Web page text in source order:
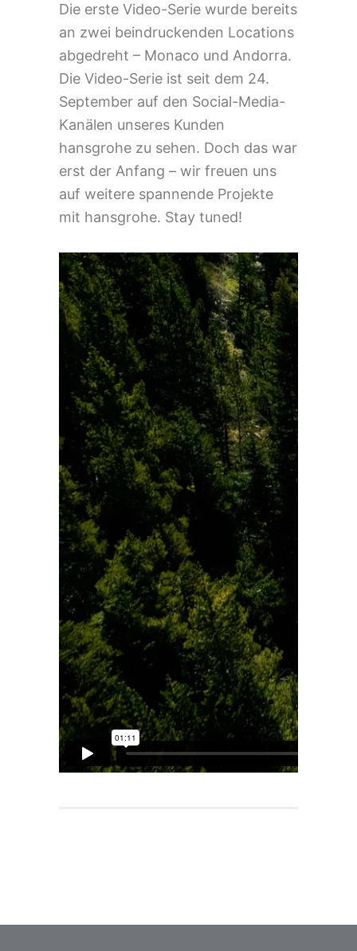
Die erste Video-Serie wurde bereits
an zwei beindruckenden Locations
abgedreht – Monaco und Andorra.
Die Video-Serie ist seit dem 24.
September auf den Social-Media-
Kanälen unseres Kunden
hansgrohe zu sehen. Doch das war
erst der Anfang – wir freuen uns
auf weitere spannende Projekte
mit hansgrohe. Stay tuned!